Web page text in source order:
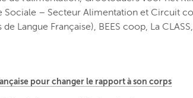
Sociale – Secteur Alimentation et Circuit
Langue Française), BEES coop, La CLASS,
pour changer le rapport à son corps